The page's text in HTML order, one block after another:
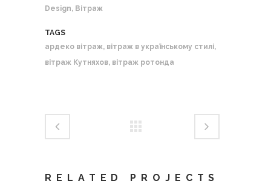
Design, Вітраж
TAGS
ардеко вітраж, вітраж в українському стилі,
вітраж Кутняхов, вітраж ротонда
RELATED PROJECTS